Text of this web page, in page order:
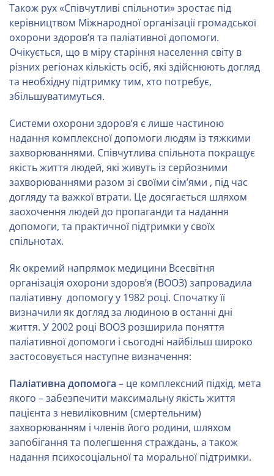
Також рух «Співчутливі спільноти» зростає під
керівництвом Міжнародної організації громадської
охорони здоров’я та паліативної допомоги.
Очікується, що в міру старіння населення світу в
різних регіонах кількість осіб, які здійснюють догляд
та необхідну підтримку тим, хто потребує,
збільшуватимуться.
Системи охорони здоров’я є лише частиною
надання комплексної допомоги людям із тяжкими
захворюваннями. Співчутлива спільнота покращує
якість життя людей, які живуть із серйозними
захворюваннями разом зі своїми сім’ями , під час
догляду та важкої втрати. Це досягається шляхом
заохочення людей до пропаганди та надання
допомоги, та практичної підтримки у своїх
спільнотах.
Як окремий напрямок медицини Всесвітня
організація охорони здоров’я (ВООЗ) запровадила
паліативну допомогу у 1982 році. Спочатку її
визначили як догляд за людиною в останні дні
життя. У 2002 році ВООЗ розширила поняття
паліативної допомоги і сьогодні найбільш широко
застосовується наступне визначення:
Паліативна допомога – це комплексний підхід, мета
якого – забезпечити максимальну якість життя
пацієнта з невиліковним (смертельним)
захворюванням і членів його родини, шляхом
запобігання та полегшення страждань, а також
надання психосоціальної та моральної підтримки.